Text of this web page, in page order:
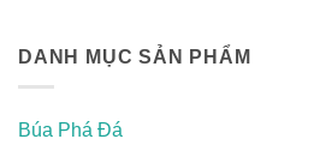
DANH MỤC SẢN PHẨM
Búa Phá Đá